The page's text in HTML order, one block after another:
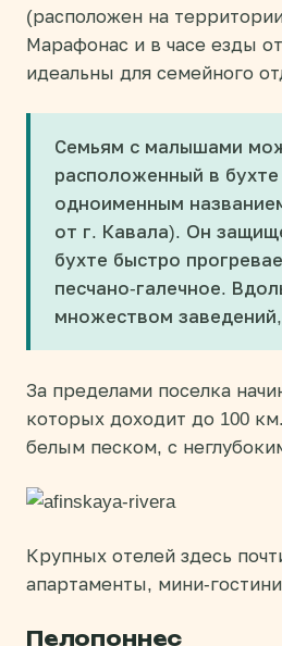
(расположен на
Марафонас и в часе езды
идеальны для семейного
Семьям с малышами
расположенный в
одноименным
от г. Кавала). Он
бухте быстро
песчано-галечное.
множеством
За пределами поселка
которых доходит до 100
белым песком, с
Крупных отелей здесь
апартаменты, мини-
Пелопоннес